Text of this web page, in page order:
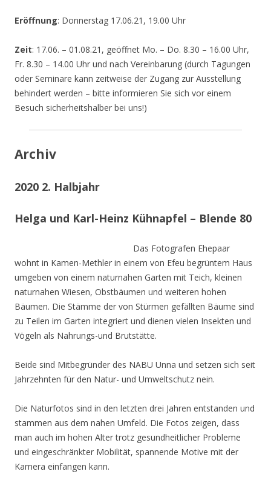
Eröffnung: Donnerstag 17.06.21, 19.00 Uhr
Zeit: 17.06. – 01.08.21, geöffnet Mo. – Do. 8.30 – 16.00 Uhr,
Fr. 8.30 – 14.00 Uhr und nach Vereinbarung (durch Tagungen
oder Seminare kann zeitweise der Zugang zur Ausstellung
behindert werden – bitte informieren Sie sich vor einem
Besuch sicherheitshalber bei uns!)
Archiv
2020 2. Halbjahr
Helga und Karl-Heinz Kühnapfel – Blende 80
Das Fotografen Ehepaar
wohnt in Kamen-Methler in einem von Efeu begrüntem Haus
umgeben von einem naturnahen Garten mit Teich, kleinen
naturnahen Wiesen, Obstbäumen und weiteren hohen
Bäumen. Die Stämme der von Stürmen gefällten Bäume sind
zu Teilen im Garten integriert und dienen vielen Insekten und
Vögeln als Nahrungs-und Brutstätte.
Beide sind Mitbegründer des NABU Unna und setzen sich seit
Jahrzehnten für den Natur- und Umweltschutz nein.
Die Naturfotos sind in den letzten drei Jahren entstanden und
stammen aus dem nahen Umfeld. Die Fotos zeigen, dass
man auch im hohen Alter trotz gesundheitlicher Probleme
und eingeschränkter Mobilität, spannende Motive mit der
Kamera einfangen kann.